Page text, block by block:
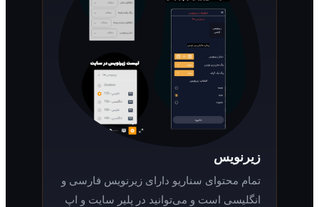
تمام محتوای سناریو دارای زیرنویس فارسی و
انگلیسی است و می‌توانید در پلیر سایت و اپ